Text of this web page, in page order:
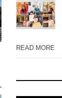
READ MORE